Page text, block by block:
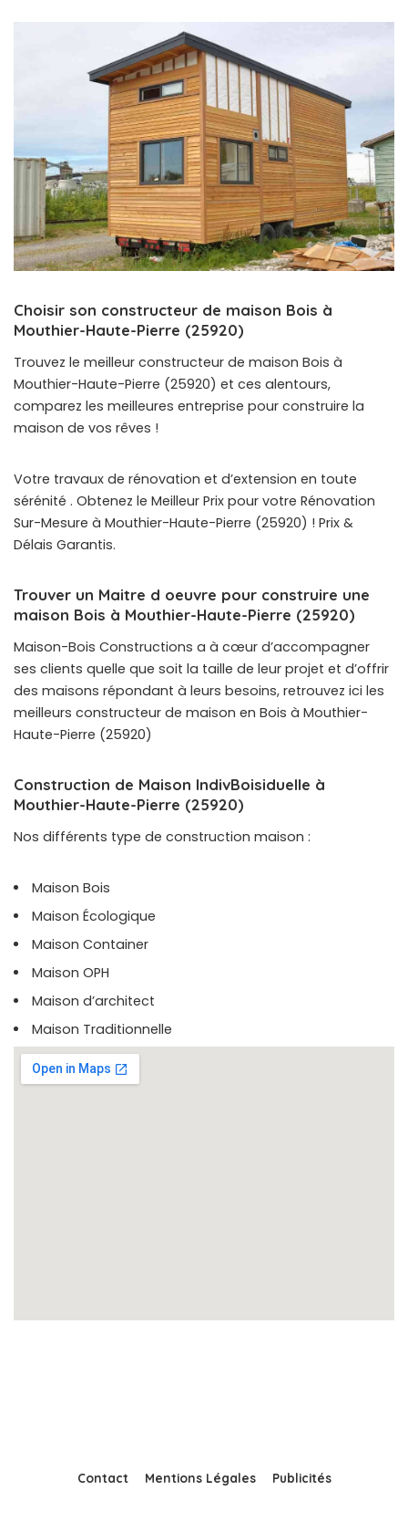
Choisir son constructeur de maison Bois à
Mouthier-Haute-Pierre (25920)
Trouvez le meilleur constructeur de maison Bois à
Mouthier-Haute-Pierre (25920) et ces alentours,
comparez les meilleures entreprise pour construire la
maison de vos rêves !
Votre travaux de rénovation et d’extension en toute
sérénité . Obtenez le Meilleur Prix pour votre Rénovation
Sur-Mesure à Mouthier-Haute-Pierre (25920) ! Prix &
Délais Garantis.
Trouver un Maitre d oeuvre pour construire une
maison Bois à Mouthier-Haute-Pierre (25920)
Maison-Bois Constructions a à cœur d’accompagner
ses clients quelle que soit la taille de leur projet et d’offrir
des maisons répondant à leurs besoins, retrouvez ici les
meilleurs constructeur de maison en Bois à Mouthier-
Haute-Pierre (25920)
Construction de Maison IndivBoisiduelle à
Mouthier-Haute-Pierre (25920)
Nos différents type de construction maison :
Maison Bois
Maison Écologique
Maison Container
Maison OPH
Maison d’architect
Maison Traditionnelle
Contact Mentions Légales Publicités